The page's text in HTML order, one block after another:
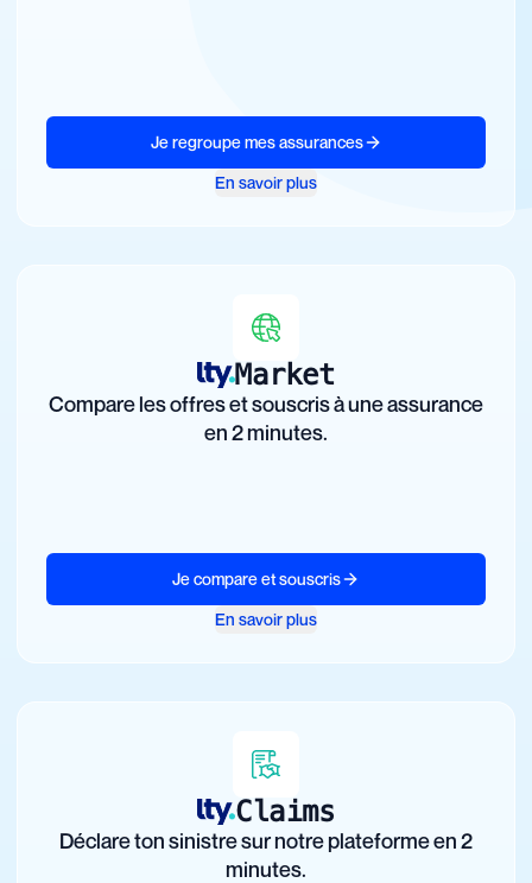
Je regroupe mes assurances
En savoir plus
Market
Compare les offres et souscris à une assurance
en 2 minutes.
Je compare et souscris
En savoir plus
Claims
Déclare ton sinistre sur notre plateforme en 2
minutes.